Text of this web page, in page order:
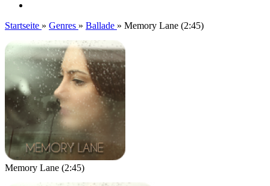
Startseite » Genres » Ballade » Memory Lane (2:45)
Memory Lane (2:45)